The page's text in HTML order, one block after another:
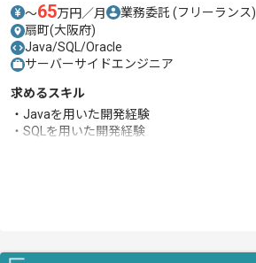
〜65万円／月 業務委託 (フリーランス)
扇町(大阪府)
Java/SQL/Oracle
サーバーサイドエンジニア
求めるスキル
・Javaを用いた開発経験
・SQLを用いた開発経験